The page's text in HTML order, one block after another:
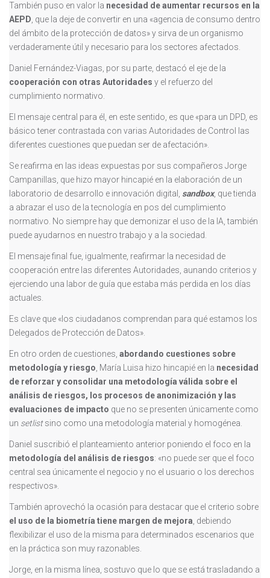
También puso en valor la necesidad de aumentar recursos en la
AEPD, que la deje de convertir en una «agencia de consumo dentro
del ámbito de la protección de datos» y sirva de un organismo
verdaderamente útil y necesario para los sectores afectados.
Daniel Fernández-Viagas, por su parte, destacó el eje de la
cooperación con otras Autoridades y el refuerzo del
cumplimiento normativo.
El mensaje central para él, en este sentido, es que «para un DPD, es
básico tener contrastada con varias Autoridades de Control las
diferentes cuestiones que puedan ser de afectación».
Se reafirma en las ideas expuestas por sus compañeros Jorge
Campanillas, que hizo mayor hincapié en la elaboración de un
laboratorio de desarrollo e innovación digital, sandbox, que tienda
a abrazar el uso de la tecnología en pos del cumplimiento
normativo. No siempre hay que demonizar el uso de la IA, también
puede ayudarnos en nuestro trabajo y a la sociedad.
El mensaje final fue, igualmente, reafirmar la necesidad de
cooperación entre las diferentes Autoridades, aunando criterios y
ejerciendo una labor de guía que estaba más perdida en los días
actuales.
Es clave que «los ciudadanos comprendan para qué estamos los
Delegados de Protección de Datos».
En otro orden de cuestiones, abordando cuestiones sobre
metodología y riesgo, María Luisa hizo hincapié en la necesidad
de reforzar y consolidar una metodología válida sobre el
análisis de riesgos, los procesos de anonimización y las
evaluaciones de impacto que no se presenten únicamente como
un setlistsino como una metodología material y homogénea.
Daniel suscribió el planteamiento anterior poniendo el foco en la
metodología del análisis de riesgos: «no puede ser que el foco
central sea únicamente el negocio y no el usuario o los derechos
respectivos».
También aprovechó la ocasión para destacar que el criterio sobre
el uso de la biometría tiene margen de mejora, debiendo
flexibilizar el uso de la misma para determinados escenarios que
en la práctica son muy razonables.
Jorge, en la misma línea, sostuvo que lo que se está trasladando a